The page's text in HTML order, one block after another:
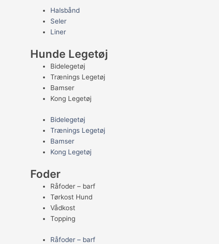
Halsbånd
Seler
Liner
Hunde Legetøj
Bidelegetøj
Trænings Legetøj
Bamser
Kong Legetøj
Bidelegetøj
Trænings Legetøj
Bamser
Kong Legetøj
Foder
Råfoder – barf
Tørkost Hund
Vådkost
Topping
Råfoder – barf